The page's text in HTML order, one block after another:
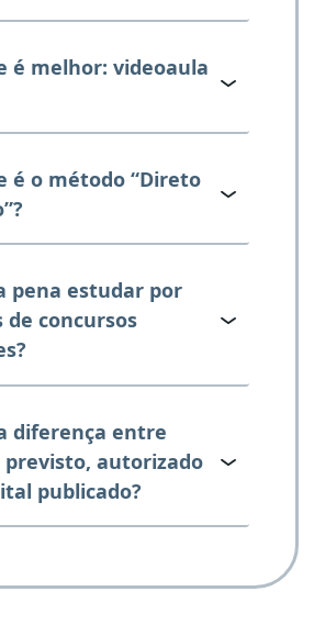
é melhor: videoaula
é o método “Direto
pena estudar por
de concursos
diferença entre
previsto, autorizado
publicado?